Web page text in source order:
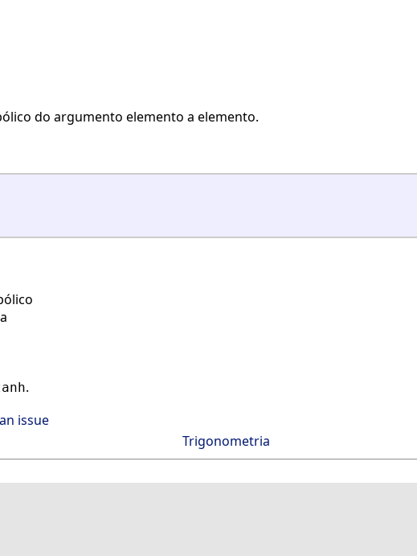
do argumento elemento a elemento.
.
issue
Trigonometria